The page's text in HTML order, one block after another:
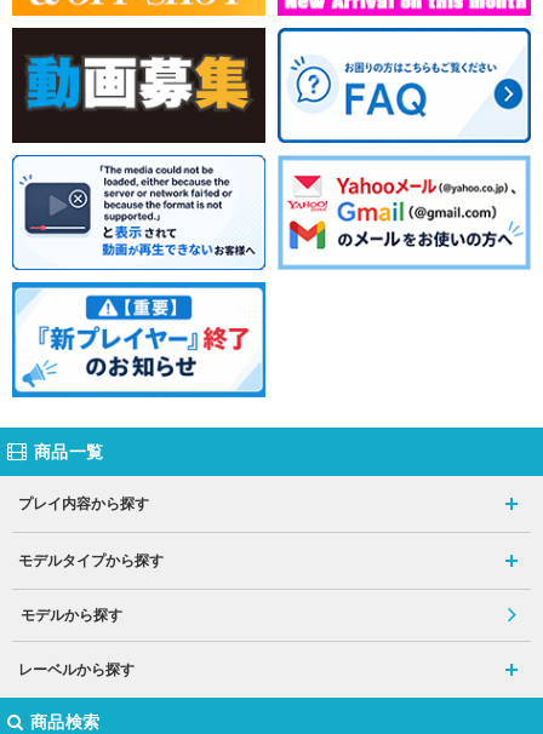
商品一覧
プレイ内容から探す
モデルタイプから探す
モデルから探す
レーベルから探す
商品検索